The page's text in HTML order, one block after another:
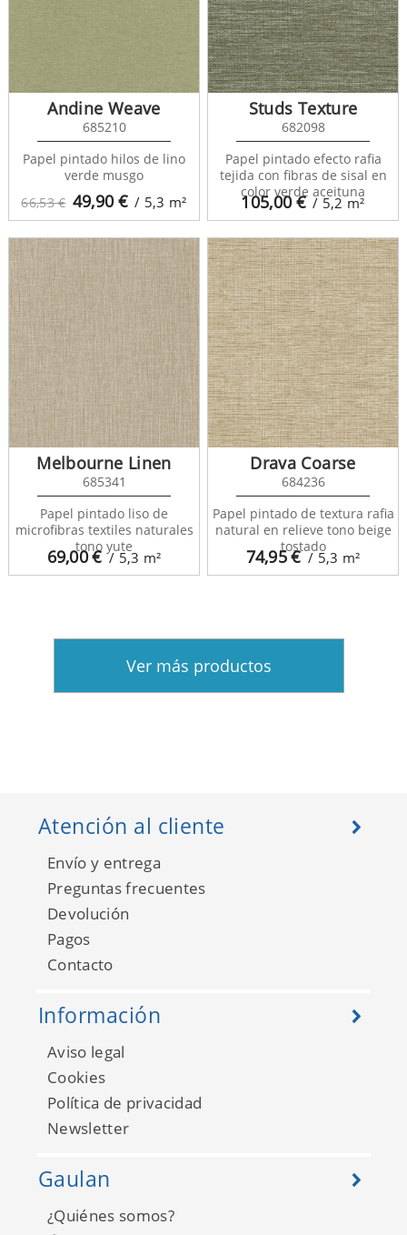
66,53 € 49,90€ / 5,3 m²
Andine Weave
685210
Papel pintado hilos de lino
verde musgo
105,00€ / 5,2 m²
Studs Texture
682098
Papel pintado efecto rafia
tejida con fibras de sisal en
color verde aceituna
69,00€ / 5,3 m²
Melbourne Linen
685341
Papel pintado liso de
microfibras textiles naturales
tono yute
74,95€ / 5,3 m²
Drava Coarse
684236
Papel pintado de textura rafia
natural en relieve tono beige
tostado
Ver más productos
Atención al cliente
Envío y entrega
Preguntas frecuentes
Devolución
Pagos
Contacto
Información
Aviso legal
Cookies
Política de privacidad
Newsletter
Gaulan
¿Quiénes somos?